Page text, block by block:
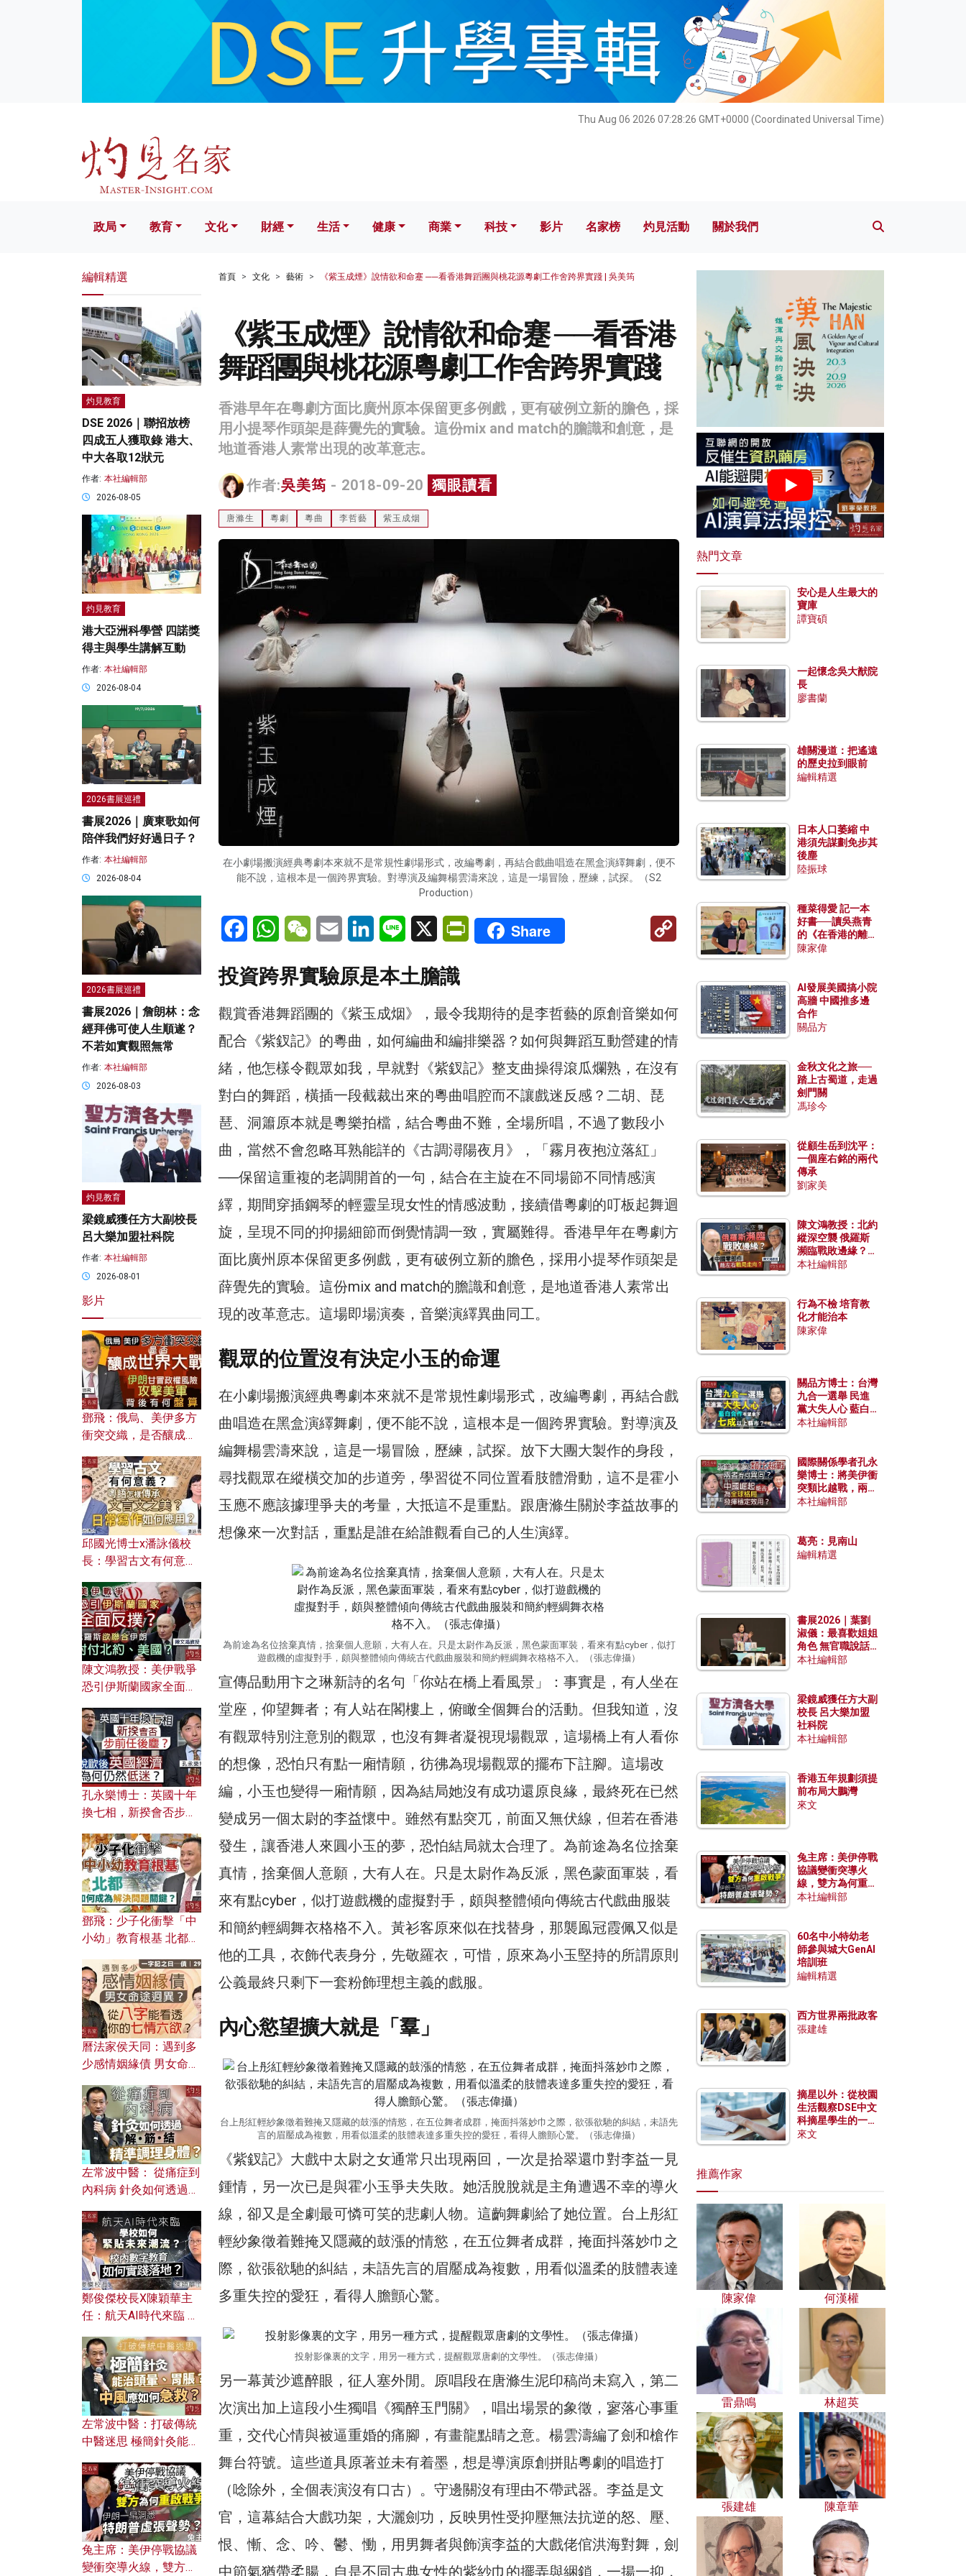
Thu Aug 06 2026 07:28:27 GMT+0000 (Coordinated Universal Time)
文化 財經 生活 健康 科技 影片 名家榜 灼見活動 關於我們
政局 教育 文化 財經 生活 健康 商業 科技 影片 名家榜 灼見活動 關於我們
首頁 文化 藝術 《紫玉成煙》說情欲和命蹇 ──看香港舞蹈團與桃花源粵劇工作舍跨界實踐 | 吳美筠
《紫玉成煙》說情欲和命蹇 ──看香港
舞蹈團與桃花源粵劇工作舍跨界實踐
香港早年在粵劇方面比廣州原本保留更多例戲，更有破例立新的膽色，採
用小提琴作頭架是薛覺先的實驗。這份mix and match的膽識和創意，是
地道香港人素常出現的改革意志。
作者:吳美筠 - 2018-09-20 獨眼讀看
唐滌生 粵劇 粵曲 李哲藝 紫玉成烟
在小劇場搬演經典粵劇本來就不是常規性劇場形式，改編粵劇，再結合戲曲唱造在黑盒演繹舞劇，便不
能不說，這根本是一個跨界實驗。對導演及編舞楊雲濤來說，這是一場冒險，歷練，試探。（S2
Production）
FacebookWhatsAppWeChatEmail LinkedInLine X PrintFriendly
Share
Copy
投資跨界實驗原是本土膽識
觀賞香港舞蹈團的《紫玉成烟》，最令我期待的是李哲藝的原創音樂如何
配合《紫釵記》的粵曲，如何編曲和編排樂器？如何與舞蹈互動營建的情
緒，他怎樣令觀眾如我，早就對《紫釵記》整支曲操得滾瓜爛熟，在沒有
對白的舞蹈，橫插一段截裁出來的粵曲唱腔而不讓戲迷反感？二胡、琵
琶、洞簫原本就是粵樂拍檔，結合粵曲不難，全場所唱，不過了數段小
曲，當然不會忽略耳熟能詳的《古調潯陽夜月》，「霧月夜抱泣落紅」
──保留這重複的老調開首的一句，結合在主旋在不同場節不同情感演
繹，期間穿插鋼琴的輕靈呈現女性的情感波動，接續借粵劇的叮板起舞迴
旋，呈現不同的抑揚細節而倒覺情調一致，實屬難得。香港早年在粵劇方
面比廣州原本保留更多例戲，更有破例立新的膽色，採用小提琴作頭架是
薛覺先的實驗。這份mix and match的膽識和創意，是地道香港人素常出
現的改革意志。這場即場演奏，音樂演繹異曲同工。
觀眾的位置沒有決定小玉的命運
在小劇場搬演經典粵劇本來就不是常規性劇場形式，改編粵劇，再結合戲
曲唱造在黑盒演繹舞劇，便不能不說，這根本是一個跨界實驗。對導演及
編舞楊雲濤來說，這是一場冒險，歷練，試探。放下大團大製作的身段，
尋找觀眾在縱橫交加的步道旁，學習從不同位置看肢體滑動，這不是霍小
玉應不應該據理爭夫的考量，大抵這不是重點。跟唐滌生關於李益故事的
想像來一次對話，重點是誰在給誰觀看自己的人生演繹。
為前途為名位捨棄真情，捨棄個人意願，大有人在。只是太尉作為反派，黑色蒙面軍裝，看來有點cyber，似打
遊戲機的虛擬對手，頗與整體傾向傳統古代戲曲服裝和簡約輕綢舞衣格格不入。（張志偉攝）
宣傳品動用卞之琳新詩的名句「你站在橋上看風景」：事實是，有人坐在
堂座，仰望舞者；有人站在閣樓上，俯瞰全個舞台的活動。但我知道，沒
有觀眾特別注意別的觀眾，也沒有舞者凝視現場觀眾，這場橋上有人看你
的想像，恐怕只有點一廂情願，彷彿為現場觀眾的擺布下註腳。這場改
編，小玉也變得一廂情願，因為結局她沒有成功還原良緣，最終死在已然
變成另一個太尉的李益懷中。雖然有點突兀，前面又無伏線，但若在香港
發生，讓香港人來圓小玉的夢，恐怕結局就太合理了。為前途為名位捨棄
真情，捨棄個人意願，大有人在。只是太尉作為反派，黑色蒙面軍裝，看
來有點cyber，似打遊戲機的虛擬對手，頗與整體傾向傳統古代戲曲服裝
和簡約輕綢舞衣格格不入。黃衫客原來似在找替身，那襲鳯冠霞佩又似是
他的工具，衣飾代表身分，先敬羅衣，可惜，原來為小玉堅持的所謂原則
公義最終只剩下一套粉飾理想主義的戲服。
內心慾望擴大就是「羣」
台上彤紅輕紗象徵着難掩又隱藏的鼓漲的情慾，在五位舞者成群，掩面抖落妙巾之際，欲張欲馳的糾結，未語先
言的眉靨成為複數，用看似溫柔的肢體表達多重失控的愛狂，看得人膽顫心驚。（張志偉攝）
《紫釵記》大戲中太尉之女通常只出現兩回，一次是拾翠還巾對李益一見
鍾情，另一次已是與霍小玉爭夫失敗。她活脫脫就是主角遭遇不幸的導火
線，卻又是全劇最可憐可笑的悲劇人物。這齣舞劇給了她位置。台上彤紅
輕紗象徵着難掩又隱藏的鼓漲的情慾，在五位舞者成群，掩面抖落妙巾之
際，欲張欲馳的糾結，未語先言的眉靨成為複數，用看似溫柔的肢體表達
多重失控的愛狂，看得人膽顫心驚。
投射影像裏的文字，用另一種方式，提醒觀眾唐劇的文學性。（張志偉攝）
另一幕黃沙遮醉眼，征人塞外閒。原唱段在唐滌生泥印稿尚未寫入，第二
次演出加上這段小生獨唱《獨醉玉門關》，唱出場景的象徵，寥落心事重
重，交代心情與被逼重婚的痛腳，有畫龍點睛之意。楊雲濤編了劍和槍作
舞台符號。這些道具原著並未有着墨，想是導演原創拼貼粵劇的唱造打
（唸除外，全個表演沒有口古）。守邊關沒有理由不帶武器。李益是文
官，這幕結合大戲功架，大灑劍功，反映男性受抑壓無法抗逆的怒、壓、
恨、慚、念、吟、鬱、慟，用男舞者與飾演李益的大戲佬倌洪海對舞，劍
中節氣猶帶柔腸，自是不同古典女性的紫紗巾的擺弄與綑鎖，一揚一抑，
編輯精選
灼見教育
DSE 2026｜聯招放榜
四成五人獲取錄 港大、
中大各取12狀元
作者: 本社編輯部
2026-08-05
灼見教育
港大亞洲科學營 四諾獎
得主與學生講解互動
作者: 本社編輯部
2026-08-04
2026書展巡禮
書展2026｜廣東歌如何
陪伴我們好好過日子？
作者: 本社編輯部
2026-08-04
2026書展巡禮
書展2026｜詹朗林：念
經拜佛可使人生順遂？
不若如實觀照無常
作者: 本社編輯部
2026-08-03
灼見教育
梁鏡威獲任方大副校長
呂大樂加盟社科院
作者: 本社編輯部
2026-08-01
影片
鄧飛：俄烏、美伊多方
衝突交織，是否釀成世
風險攻擊美軍，背後有
何盤算？
邱國光博士x潘詠儀校
長：學習古文有何意
文之美？ 日常寫作如何
應用？
陳文鴻教授：美伊戰爭
恐引伊斯蘭國家全面反
對付北約美國？
孔永樂博士：英國十年
換七相，新揆會否步前
濟為何仍然低迷？
鄧飛：少子化衝擊「中
小幼」教育根基 北都如
曆法家侯天同：遇到多
少感情姻緣債 男女命途
的七情六欲？
左常波中醫： 從痛症到
內科病 針灸如何透過解
鄭俊傑校長X陳穎華主
任：航天AI時代來臨 學
校內數字教育如何實踐
落地？
左常波中醫：打破傳統
中醫迷思 極簡針灸能治
何急救？
兔主席：美伊停戰協議
變衝突導火線，雙方為
熱門文章
安心是人生最大的
寶庫
譚寶碩
一起懷念吳大猷院
長
廖書蘭
雄關漫道：把遙遠
的歷史拉到眼前
編輯精選
日本人口萎縮 中
港須先謀劃免步其
後塵
陸振球
種菜得愛 記一本
好書──讀吳燕青
的《在香港的離島
種菜》
陳家偉
AI發展美國搞小院
高牆 中國推多邊
合作
關品方
金秋文化之旅──
踏上古蜀道，走過
劍門關
馮珍今
從顧生岳到沈平：
一個座右銘的兩代
傳承
劉家美
陳文鴻教授：北約
縱深空襲 俄羅斯
瀕臨戰敗邊緣？中
國零部件能左右戰
本社編輯部
行為不檢 培育教
化才能治本
陳家偉
關品方博士：台灣
九合一選舉 民進
黨大失人心 藍白
合作有望拿下七成
本社編輯部
國際關係學者孔永
樂博士：將美伊衝
突類比越戰，兩者
有何異同？中國崛
本社編輯部
葛亮：見南山
編輯精選
書展2026｜葉劉
淑儀：最喜歡姐姐
角色 無官職說話
包袱少
本社編輯部
梁鏡威獲任方大副
校長 呂大樂加盟
社科院
本社編輯部
香港五年規劃須提
前布局大鵬灣
來文
兔主席：美伊停戰
協議變衝突導火
線，雙方為何重啟
戰爭？伊朗一早洞
本社編輯部
60名中小特幼老
師參與城大GenAI
培訓班
編輯精選
西方世界兩批政客
張建雄
摘星以外：從校園
生活觀察DSE中文
科摘星學生的一點
特質
來文
推薦作家
陳家偉 何漢權
雷鼎鳴 林超英
張建雄 陳章華